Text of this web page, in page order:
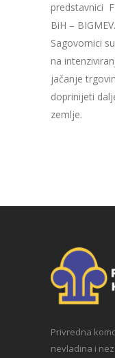
predstavnici
BiH – BIGMEV.
Sagovornici
na
jačanje
doprinijeti
zemlje.
Privredna
nevladina i